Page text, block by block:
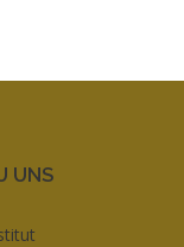
UNS